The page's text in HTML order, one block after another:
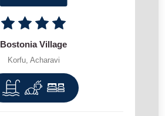
Bostonia Village
Korfu, Acharavi